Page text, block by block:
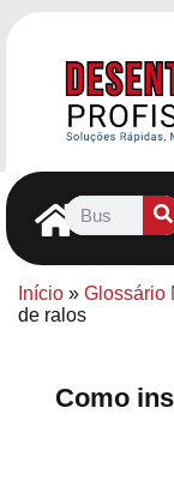
Início » Glossário
de ralos
Como